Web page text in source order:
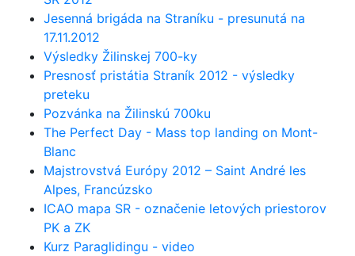
Jesenná brigáda na Straníku - presunutá na
17.11.2012
Výsledky Žilinskej 700-ky
Presnosť pristátia Straník 2012 - výsledky
preteku
Pozvánka na Žilinskú 700ku
The Perfect Day - Mass top landing on Mont-
Blanc
Majstrovstvá Európy 2012 – Saint André les
Alpes, Francúzsko
ICAO mapa SR - označenie letových priestorov
PK a ZK
Kurz Paraglidingu - video